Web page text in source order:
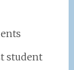
student